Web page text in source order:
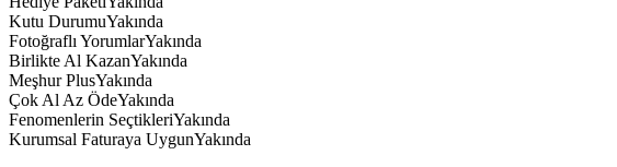
Kutu DurumuYakında
Fotoğraflı YorumlarYakında
Birlikte Al KazanYakında
Meşhur PlusYakında
Çok Al Az ÖdeYakında
Fenomenlerin SeçtikleriYakında
Kurumsal Faturaya UygunYakında